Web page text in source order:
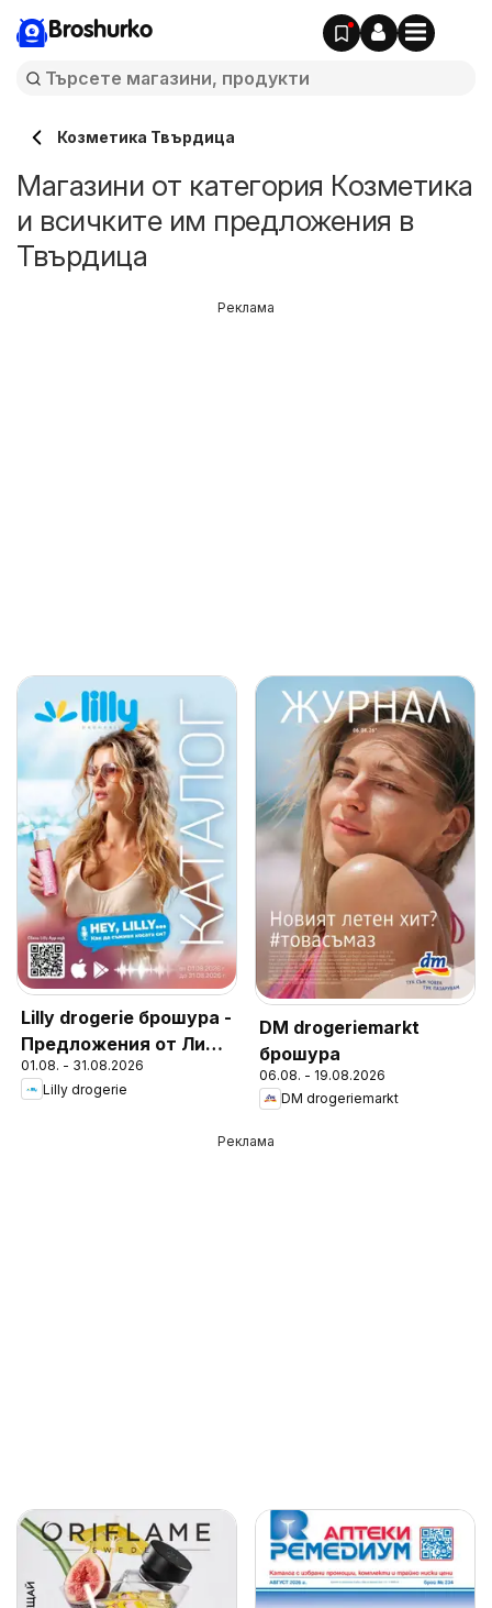
Broshurko
Козметика Твърдица
Магазини от категория Козметика
и всичките им предложения в
Твърдица
Lilly drogerie брошура -
Предложения от Лили
Дрогерие
01.08. - 31.08.2026
Lilly drogerie
DM drogeriemarkt
брошура
06.08. - 19.08.2026
DM drogeriemarkt
Реклама
Реклама